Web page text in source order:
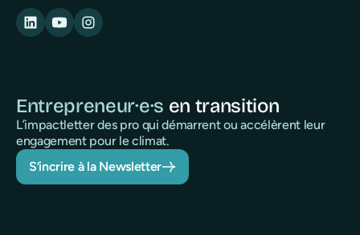
Entrepreneur·e·s en transition
L’impactletter des pro qui démarrent ou accélèrent leur
engagement pour le climat.
S’incrire à la Newsletter